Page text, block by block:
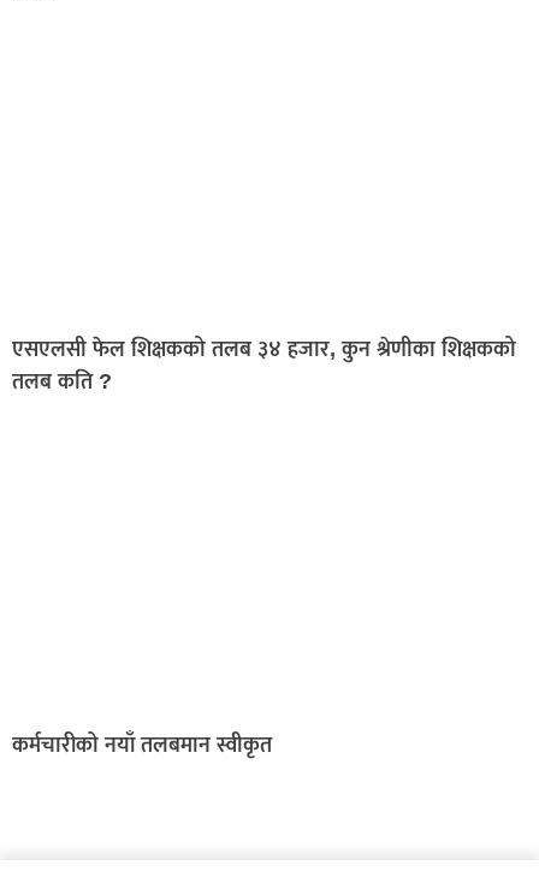
एसएलसी फेल शिक्षकको तलब ३४ हजार, कुन श्रेणीका शिक्षकको
तलब कति ?
कर्मचारीको नयाँ तलबमान स्वीकृत